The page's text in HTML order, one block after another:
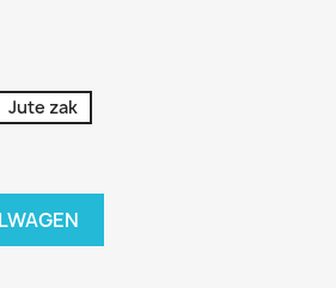
Jute zak